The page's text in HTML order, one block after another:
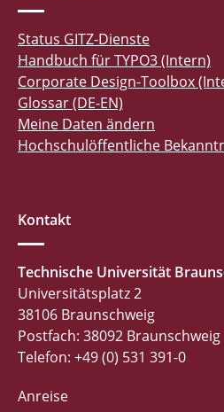
Status GITZ-Dienste
Handbuch für TYPO3 (Intern)
Corporate Design-Toolbox
Glossar (DE-EN)
Meine Daten ändern
Hochschulöffentliche
Kontakt
Technische Universität
Universitätsplatz 2
38106 Braunschweig
Postfach: 38092 Braunschweig
Telefon: +49 (0) 531 391-0
Anreise